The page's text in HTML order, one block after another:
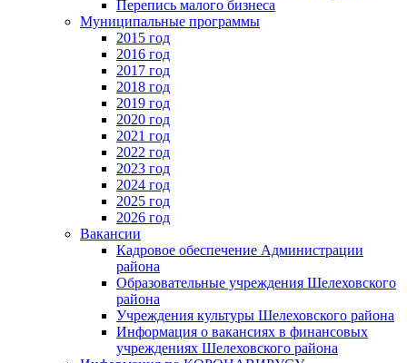
Перепись малого бизнеса
Муниципальные программы
2015 год
2016 год
2017 год
2018 год
2019 год
2020 год
2021 год
2022 год
2023 год
2024 год
2025 год
2026 год
Вакансии
Кадровое обеспечение Администрации
района
Образовательные учреждения Шелеховского
района
Учреждения культуры Шелеховского района
Информация о вакансиях в финансовых
учреждениях Шелеховского района